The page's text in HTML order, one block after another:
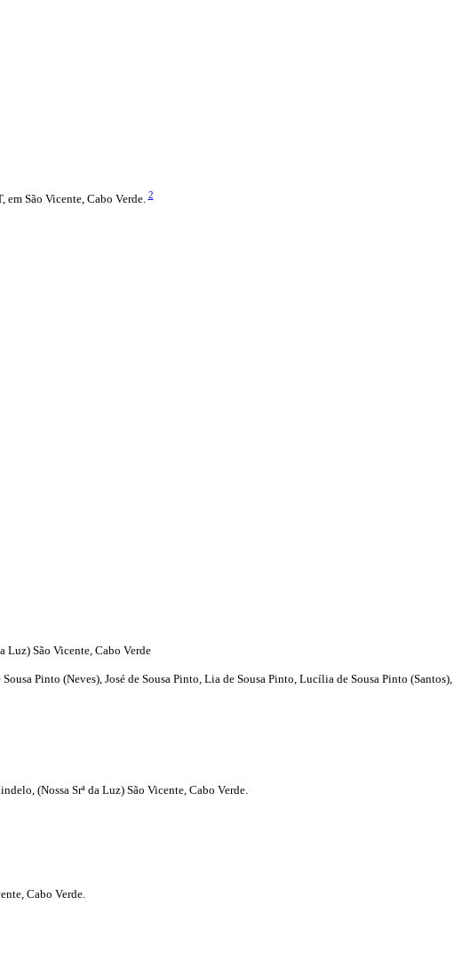
em São Vicente, Cabo Verde.2
Luz) São Vicente, Cabo Verde
Pinto (Neves), José de Sousa Pinto, Lia de Sousa Pinto, Lucília de Sousa Pinto
(Nossa Srª da Luz) São Vicente, Cabo Verde.
Cabo Verde.